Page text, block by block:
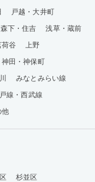
戸越・大井町
森下・住吉
浅草・蔵前
荷谷
上野
神田・神保町
みなとみらい線
線・西武線
他
杉並区